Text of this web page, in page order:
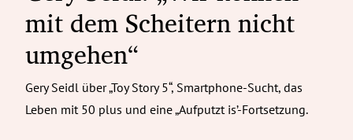
mit dem Scheitern nicht
umgehen“
Gery Seidl über „Toy Story 5“, Smartphone-Sucht, das
Leben mit 50 plus und eine „Aufputzt is’-Fortsetzung.